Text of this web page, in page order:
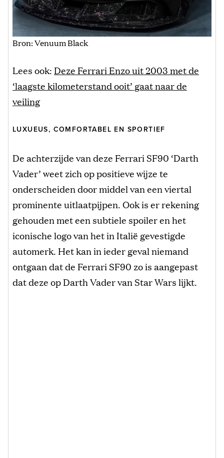
Bron: Venuum Black
Lees ook: Deze Ferrari Enzo uit 2003 met de
‘laagste kilometerstand ooit’ gaat naar de
veiling
LUXUEUS, COMFORTABEL EN SPORTIEF
De achterzijde van deze Ferrari SF90 ‘Darth
Vader’ weet zich op positieve wijze te
onderscheiden door middel van een viertal
prominente uitlaatpijpen. Ook is er rekening
gehouden met een subtiele spoiler en het
iconische logo van het in Italië gevestigde
automerk. Het kan in ieder geval niemand
ontgaan dat de Ferrari SF90 zo is aangepast
dat deze op Darth Vader van Star Wars lijkt.